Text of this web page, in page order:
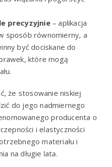
precyzyjnie– aplikacja
sposób równomierny, a
być dociskane do
które mogą
że stosowanie niskiej
do jego nadmiernego
producenta o
i elastyczności
materiału i
na długie lata.